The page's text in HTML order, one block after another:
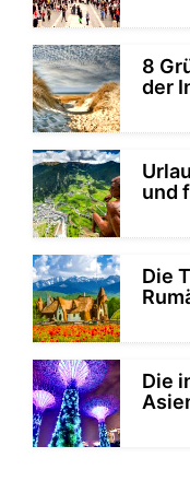
8
der
und
Die
Die